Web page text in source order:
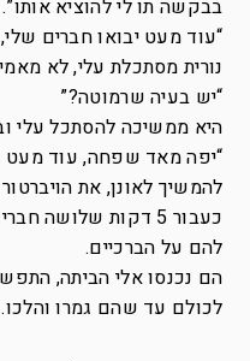
בבקשה תו לי להוציא אותו”.
“עוד מעט יבואו חברים
נורית מסתכלת עלי, לא
“יש בעיה שרמוטה?”
היא ממשיכה להסתכל עלי
“יפה מאד שפחה, עוד מעט
להמשיך לאונן, את
כעבור 5 דקות שלושה
להם על הברכיים.
הם נכנסו אלי הביתה,
לכולם עד שהם גמרו והלכו.